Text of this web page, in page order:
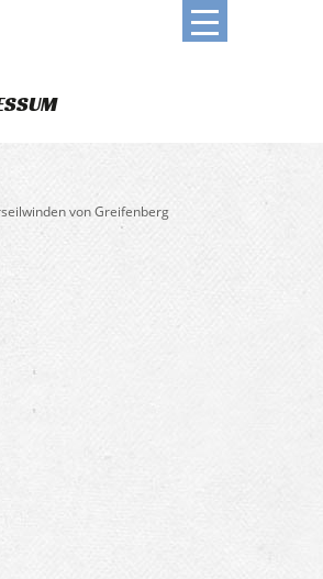
von Greifenberg